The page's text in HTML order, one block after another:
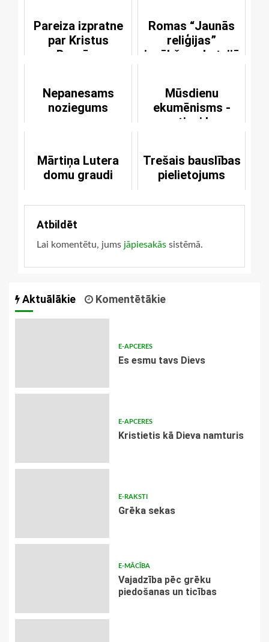
Pareiza izpratne
par Kristus
Baznīcu
Romas “Jaunās
reliģijas”
ienākšana Latvijā
Nepanesams
noziegums
Mūsdienu
ekumēnisms -
centieni bez
Mārtiņa Lutera
domu graudi
Trešais bauslības
pielietojums
Atbildēt
Lai komentētu, jums jāpiesakās sistēmā.
Aktuālākie Komentētākie
E-APCERES
Es esmu tavs Dievs
E-APCERES
Kristietis kā Dieva namturis
E-RAKSTI
Grēka sekas
E-MĀCĪBA
Vajadzība pēc grēku
piedošanas un ticības